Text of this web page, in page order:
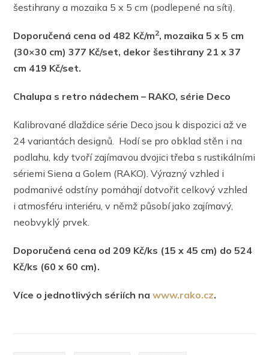
šestihrany a mozaika 5 x 5 cm (podlepené na síti).
Doporučená cena od 482 Kč/m2, mozaika 5 x 5 cm
(30×30 cm) 377 Kč/set, dekor šestihrany 21 x 37
cm 419 Kč/set.
Chalupa s retro nádechem – RAKO, série Deco
Kalibrované dlaždice série Deco jsou k dispozici až ve
24 variantách designů. Hodí se pro obklad stěn i na
podlahu, kdy tvoří zajímavou dvojici třeba s rustikálními
sériemi Siena a Golem (RAKO). Výrazný vzhled i
podmanivé odstíny pomáhají dotvořit celkový vzhled
i atmosféru interiéru, v němž působí jako zajímavý,
neobvyklý prvek.
Doporučená cena od 209 Kč/ks (15 x 45 cm) do 524
Kč/ks (60 x 60 cm).
Více o jednotlivých sériích nawww.rako.cz.